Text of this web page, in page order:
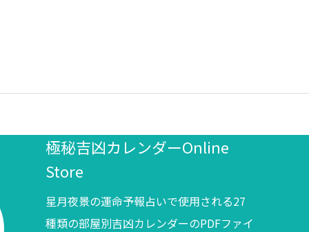
極秘吉凶カレンダーOnline
Store
星月夜景の運命予報占いで使用される27
種類の部屋別吉凶カレンダーのPDFファイ